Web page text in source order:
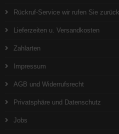
Rückruf-Service wir rufen Sie zurück
Lieferzeiten u. Versandkosten
Zahlarten
Impressum
AGB und Widerrufsrecht
Privatsphäre und Datenschutz
Jobs